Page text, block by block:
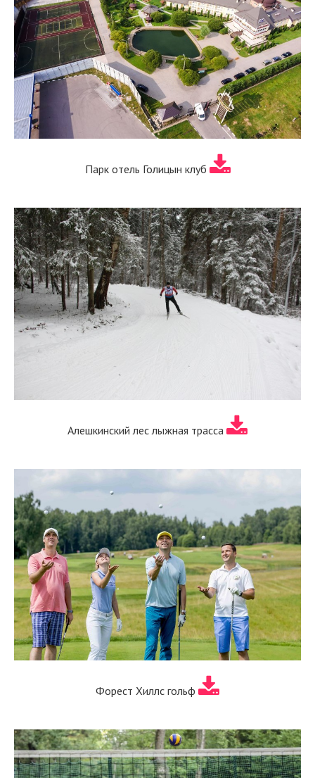
Парк отель Голицын клуб
Алешкинский лес лыжная трасса
Форест Хиллс гольф